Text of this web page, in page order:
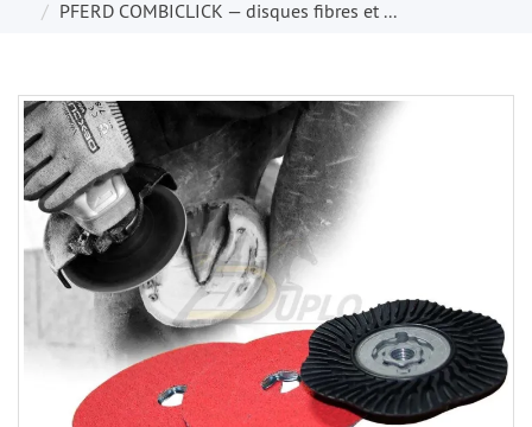
d'accueil
PFERD COMBICLICK — disques fibres et ...